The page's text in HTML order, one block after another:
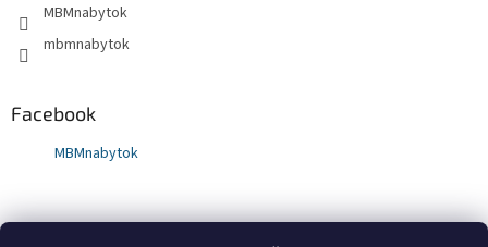
MBMnabytok
mbmnabytok
Facebook
MBMnabytok
Nákupný košík